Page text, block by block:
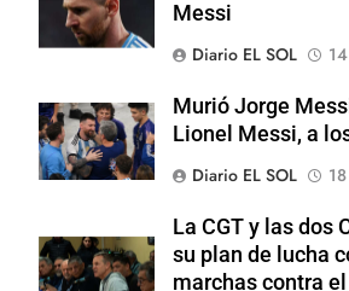
Messi
Diario EL SOL
Murió Jorge
Lionel Messi, a
Diario EL SOL
La CGT y las dos
su plan de lucha
marchas contra